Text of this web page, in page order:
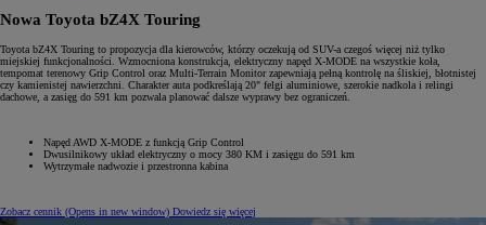
Nowa Toyota bZ4X Touring
Toyota bZ4X Touring to propozycja dla kierowców, którzy oczekują od SUV-a czegoś więcej niż tylko
miejskiej funkcjonalności. Wzmocniona konstrukcja, elektryczny napęd X-MODE na wszystkie koła,
tempomat terenowy Grip Control oraz Multi-Terrain Monitor zapewniają pełną kontrolę na śliskiej, błotnistej
czy kamienistej nawierzchni. Charakter auta podkreślają 20" felgi aluminiowe, szerokie nadkola i relingi
dachowe, a zasięg do 591 km pozwala planować dalsze wyprawy bez ograniczeń.
Napęd AWD X-MODE z funkcją Grip Control
Dwusilnikowy układ elektryczny o mocy 380 KM i zasięgu do 591 km
Wytrzymałe nadwozie i przestronna kabina
Zobacz cennik (Opens in new window) Dowiedz się więcej